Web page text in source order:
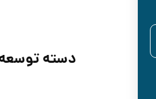
دسته توسعه فردی